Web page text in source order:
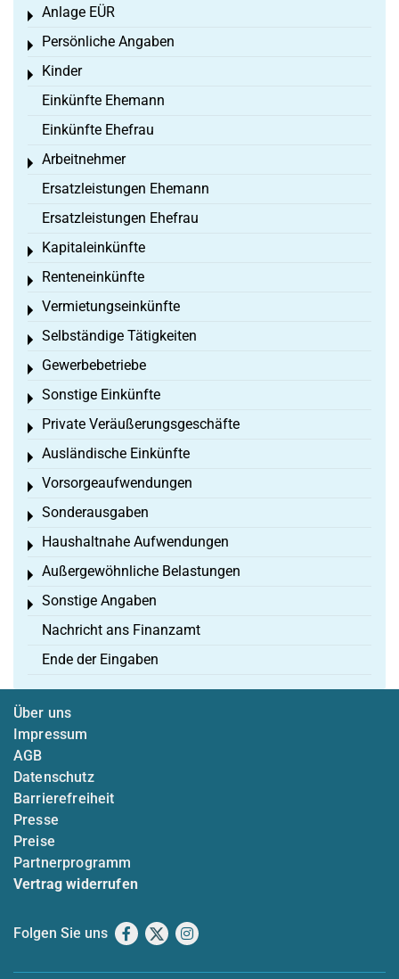
Anlage EÜR
Toggle menu
Persönliche Angaben
Toggle menu
Kinder
Toggle menu
Einkünfte Ehemann
Einkünfte Ehefrau
Arbeitnehmer
Toggle menu
Ersatzleistungen Ehemann
Ersatzleistungen Ehefrau
Kapitaleinkünfte
Toggle menu
Renteneinkünfte
Toggle menu
Vermietungseinkünfte
Toggle menu
Selbständige Tätigkeiten
Toggle menu
Gewerbebetriebe
Toggle menu
Sonstige Einkünfte
Toggle menu
Private Veräußerungsgeschäfte
Toggle menu
Ausländische Einkünfte
Toggle menu
Vorsorgeaufwendungen
Toggle menu
Sonderausgaben
Toggle menu
Haushaltnahe Aufwendungen
Toggle menu
Außergewöhnliche Belastungen
Toggle menu
Sonstige Angaben
Toggle menu
Nachricht ans Finanzamt
Ende der Eingaben
Über uns
Impressum
AGB
Datenschutz
Barrierefreiheit
Presse
Preise
Partnerprogramm
Vertrag widerrufen
Folgen Sie uns Facebook
X Instagram